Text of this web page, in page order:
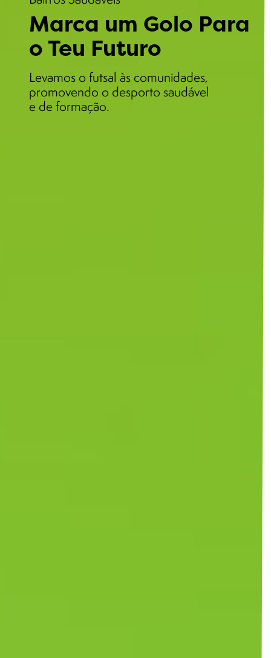
Marca um Golo Para
o Teu Futuro
Levamos o futsal às comunidades,
promovendo o desporto saudável
e de formação.